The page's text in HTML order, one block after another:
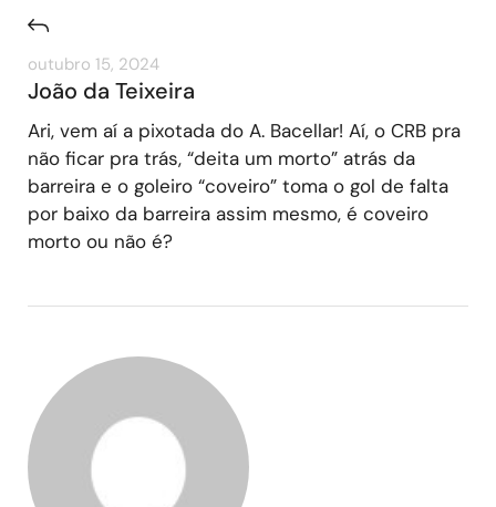
outubro 15, 2024
João da Teixeira
Ari, vem aí a pixotada do A. Bacellar! Aí, o CRB pra
não ficar pra trás, “deita um morto” atrás da
barreira e o goleiro “coveiro” toma o gol de falta
por baixo da barreira assim mesmo, é coveiro
morto ou não é?